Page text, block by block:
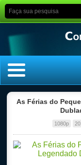
As Férias do
1080p